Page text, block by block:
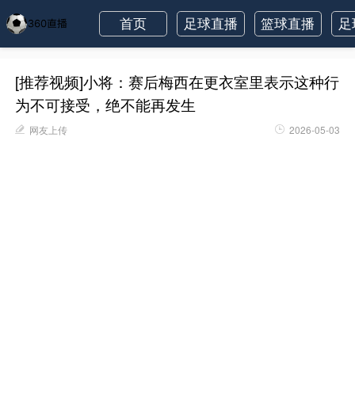
首页 足球直播 篮球直播
[推荐视频]小将：赛后梅西在更衣室里表示这种行
为不可接受，绝不能再发生
网友上传 2026-05-03